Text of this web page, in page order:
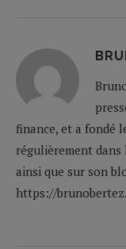
finance, et a fondé
régulièrement dans
ainsi que sur son
https://